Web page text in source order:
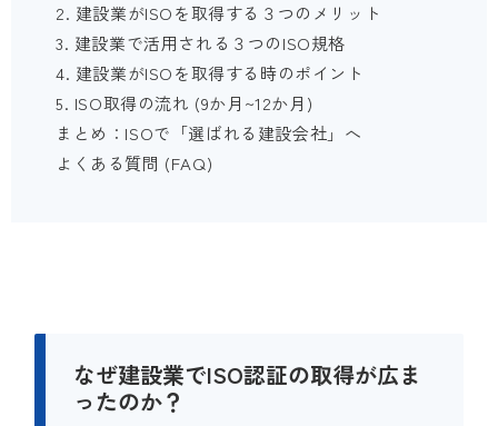
2. 建設業がISOを取得する３つのメリット
3. 建設業で活用される３つのISO規格
4. 建設業がISOを取得する時のポイント
5. ISO取得の流れ (9か月~12か月)
まとめ：ISOで「選ばれる建設会社」へ
よくある質問 (FAQ)
なぜ建設業でISO認証の取得が広ま
ったのか？